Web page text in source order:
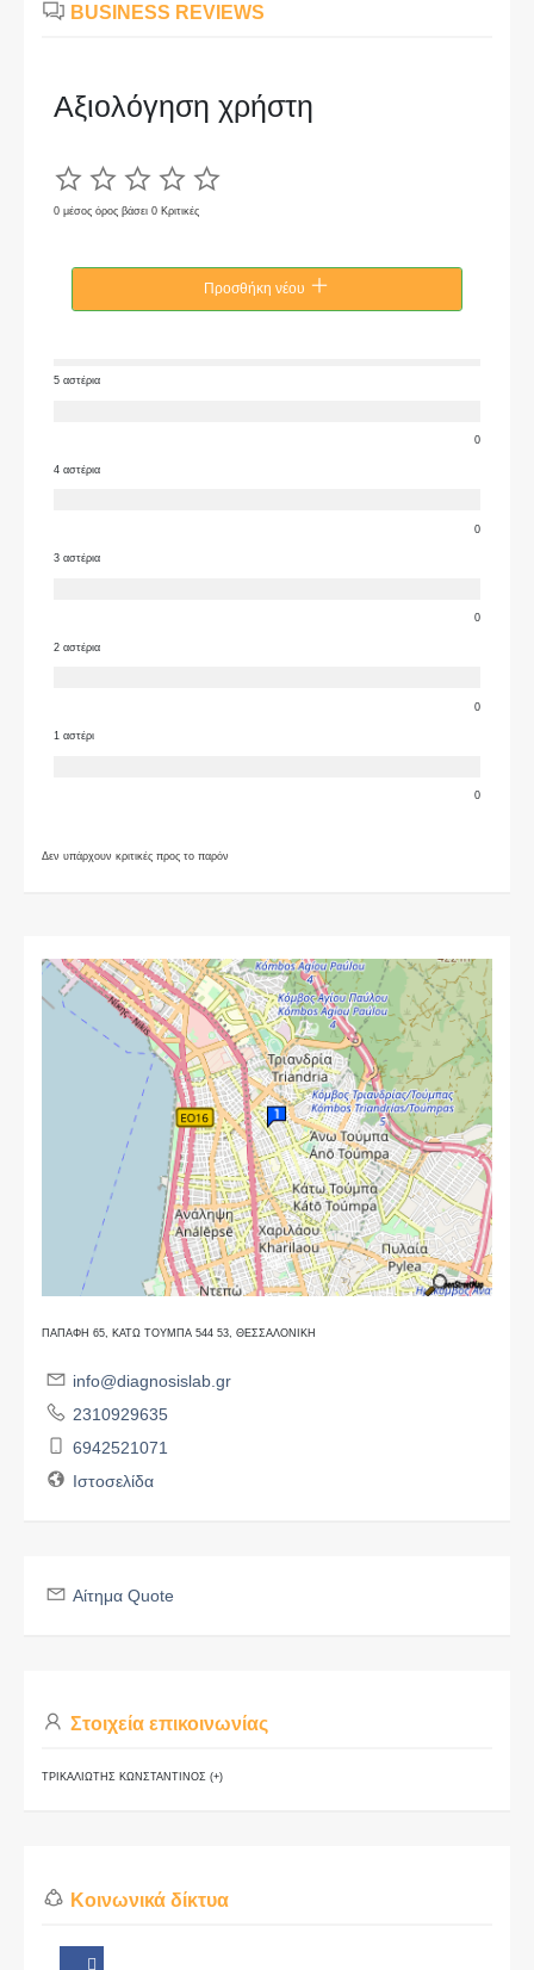
BUSINESS REVIEWS
Αξιολόγηση χρήστη
0 μέσος όρος βάσει 0 Κριτικές
Προσθήκη νέου
5 αστέρια
0
4 αστέρια
0
3 αστέρια
0
2 αστέρια
0
1 αστέρι
0
Δεν υπάρχουν κριτικές προς το παρόν
ΠΑΠΑΦΗ 65, ΚΑΤΩ ΤΟΥΜΠΑ 544 53, ΘΕΣΣΑΛΟΝΙΚΗ
info@diagnosislab.gr
2310929635
6942521071
Ιστοσελίδα
Αίτημα Quote
Στοιχεία επικοινωνίας
ΤΡΙΚΑΛΙΩΤΗΣ ΚΩΝΣΤΑΝΤΙΝΟΣ (+)
Κοινωνικά δίκτυα